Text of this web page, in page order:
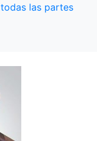
las partes